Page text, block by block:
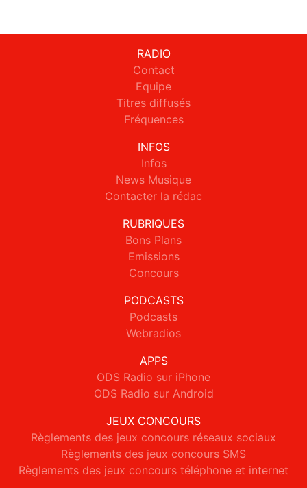
RADIO
Contact
Equipe
Titres diffusés
Fréquences
INFOS
Infos
News Musique
Contacter la rédac
RUBRIQUES
Bons Plans
Emissions
Concours
PODCASTS
Podcasts
Webradios
APPS
ODS Radio sur iPhone
ODS Radio sur Android
JEUX CONCOURS
Règlements des jeux concours réseaux sociaux
Règlements des jeux concours SMS
Règlements des jeux concours téléphone et internet